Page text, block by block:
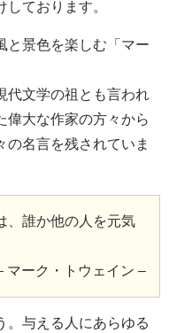
ております。
と景色を楽しむ「マー
代文学の祖とも言われ
偉大な作家の方々から
の名言を残されていま
、誰か他の人を元気
マーク・トウェイン –
。与える人にあらゆる